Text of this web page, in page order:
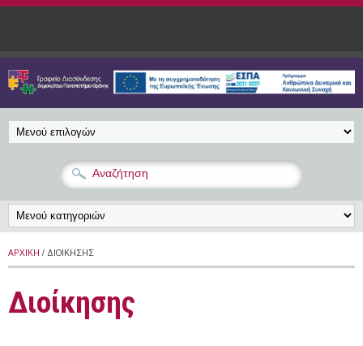
Παράκαμψη προς το κυρίως περιεχόμενο
ΑΡΧΙΚΉ / ΔΙΟΊΚΗΣΗΣ
Διοίκησης